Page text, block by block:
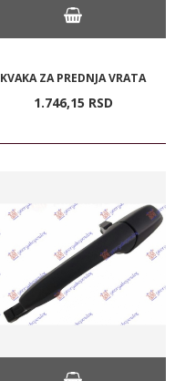
KVAKA ZA PREDNJA VRATA
1.746,15 RSD